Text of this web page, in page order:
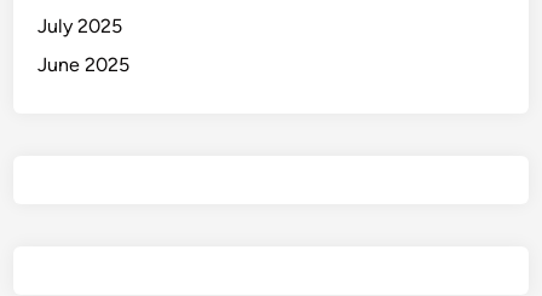
July 2025
June 2025